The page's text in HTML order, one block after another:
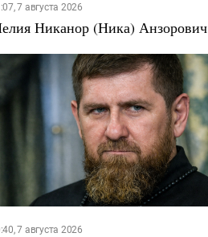
7 августа 2026
Никанор (Ника) Анзорович
7 августа 2026